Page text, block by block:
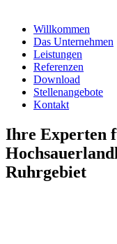
Willkommen
Das Unternehmen
Leistungen
Referenzen
Download
Stellenangebote
Kontakt
Ihre Experten
Ruhrgebiet